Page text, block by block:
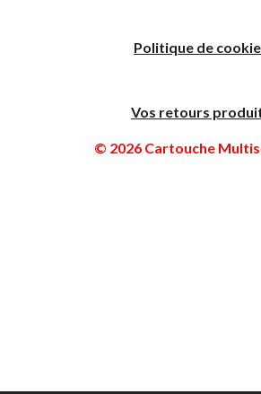
Politique de
Vos retours
© 2026 Cartouche